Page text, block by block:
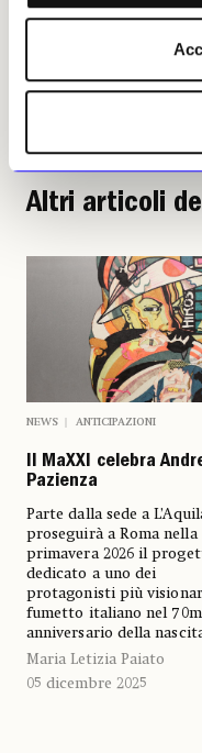
Maria Letizia Paiato
Altri articoli
NEWS ANTICIPAZIONI
Il MaXXI celebra
Pazienza
Parte dalla sede a
proseguirà a Roma nella
primavera 2026 il
dedicato a uno dei
protagonisti più
fumetto italiano nel
anniversario della
Maria Letizia Paiato
05 dicembre 2025